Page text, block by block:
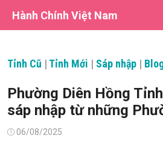
Hành Chính Việt Nam
Tỉnh Cũ | Tỉnh Mới | Sáp nhập |
Phường Diên Hồng
sáp nhập từ những
Đăng06/08/2025